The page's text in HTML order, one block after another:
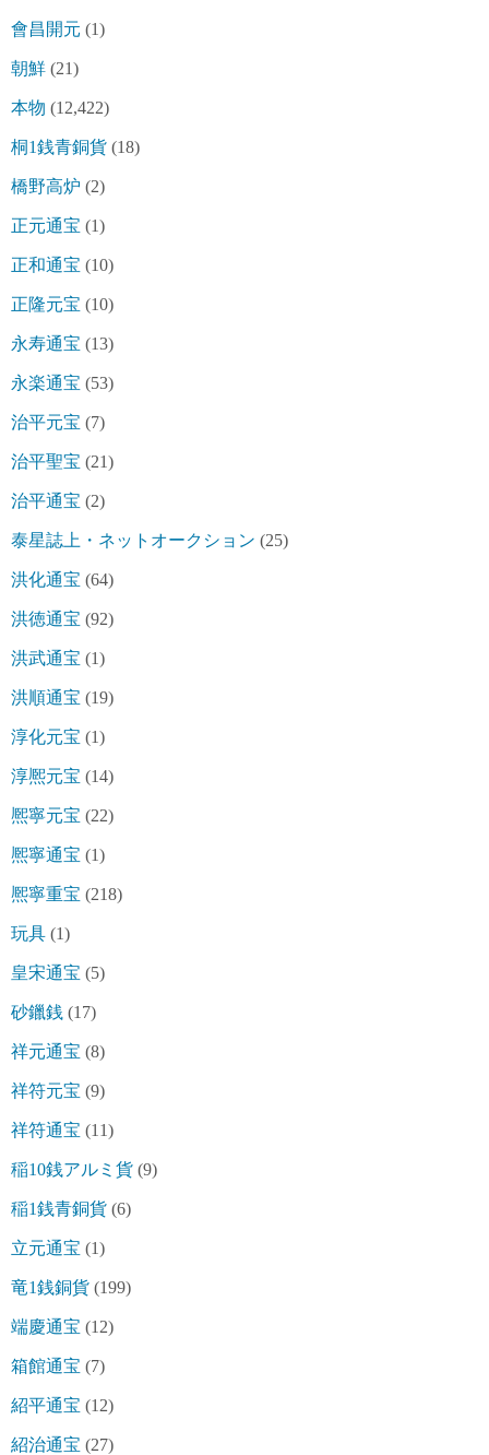
會昌開元 (1)
朝鮮 (21)
本物 (12,422)
桐1銭青銅貨 (18)
橋野高炉 (2)
正元通宝 (1)
正和通宝 (10)
正隆元宝 (10)
永寿通宝 (13)
永楽通宝 (53)
治平元宝 (7)
治平聖宝 (21)
治平通宝 (2)
泰星誌上・ネットオークション (25)
洪化通宝 (64)
洪徳通宝 (92)
洪武通宝 (1)
洪順通宝 (19)
淳化元宝 (1)
淳熈元宝 (14)
熈寧元宝 (22)
熈寧通宝 (1)
熈寧重宝 (218)
玩具 (1)
皇宋通宝 (5)
砂鑞銭 (17)
祥元通宝 (8)
祥符元宝 (9)
祥符通宝 (11)
稲10銭アルミ貨 (9)
稲1銭青銅貨 (6)
立元通宝 (1)
竜1銭銅貨 (199)
端慶通宝 (12)
箱館通宝 (7)
紹平通宝 (12)
紹治通宝 (27)